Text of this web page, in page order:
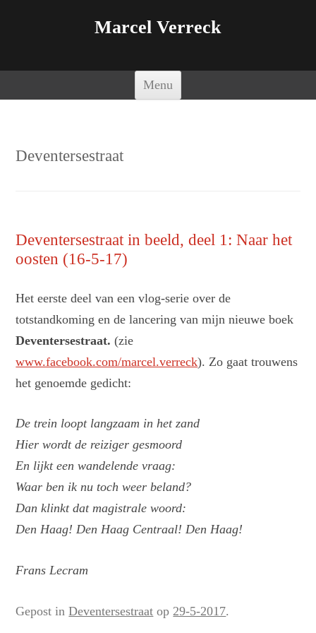
Marcel Verreck
Menu
Deventersestraat
Deventersestraat in beeld, deel 1: Naar het
oosten (16-5-17)
Het eerste deel van een vlog-serie over de
totstandkoming en de lancering van mijn nieuwe boek
Deventersestraat. (zie
www.facebook.com/marcel.verreck). Zo gaat trouwens
het genoemde gedicht:
De trein loopt langzaam in het zand
Hier wordt de reiziger gesmoord
En lijkt een wandelende vraag:
Waar ben ik nu toch weer beland?
Dan klinkt dat magistrale woord:
Den Haag! Den Haag Centraal! Den Haag!
Frans Lecram
Gepost inDeventersestraat op29-5-2017.